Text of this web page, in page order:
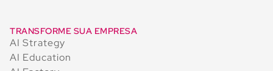
TRANSFORME SUA EMPRESA
AI Strategy
AI Education